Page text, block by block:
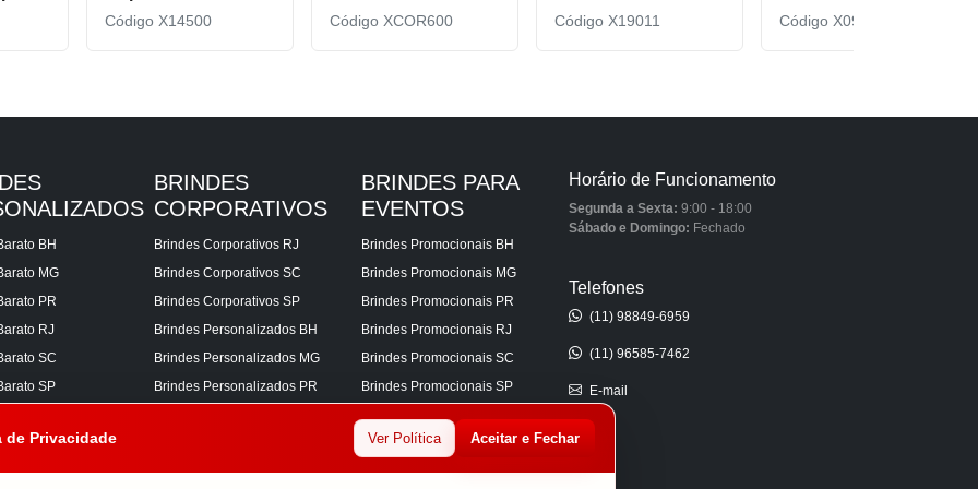
Código X14500 Código XCOR600 Código X19011 Código X09166
BH
MG
PR
RJ
SC
SP
MG
PR
BRINDES
CORPORATIVOS
Brindes Corporativos RJ
Brindes Corporativos SC
Brindes Corporativos SP
Brindes Personalizados BH
Brindes Personalizados MG
Brindes Personalizados PR
Brindes Personalizados SP
BRINDES PARA
EVENTOS
Brindes Promocionais BH
Brindes Promocionais MG
Brindes Promocionais PR
Brindes Promocionais RJ
Brindes Promocionais SC
Brindes Promocionais SP
Brindes Promocionais CE
Brindes Promocionais ES
Horário de Funcionamento
Segunda a Sexta: 9:00 - 18:00
Sábado e Domingo: Fechado
Telefones
(11) 98849-6959
(11) 96585-7462
E-mail
de Privacidade Ver Política Aceitar e Fechar